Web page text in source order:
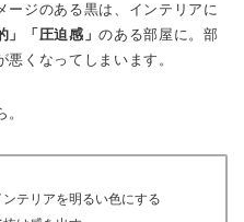
ージのある黒は、インテリアに
」「圧迫感」のある部屋に。部
くなってしまいます。
テリアを明るい色にする